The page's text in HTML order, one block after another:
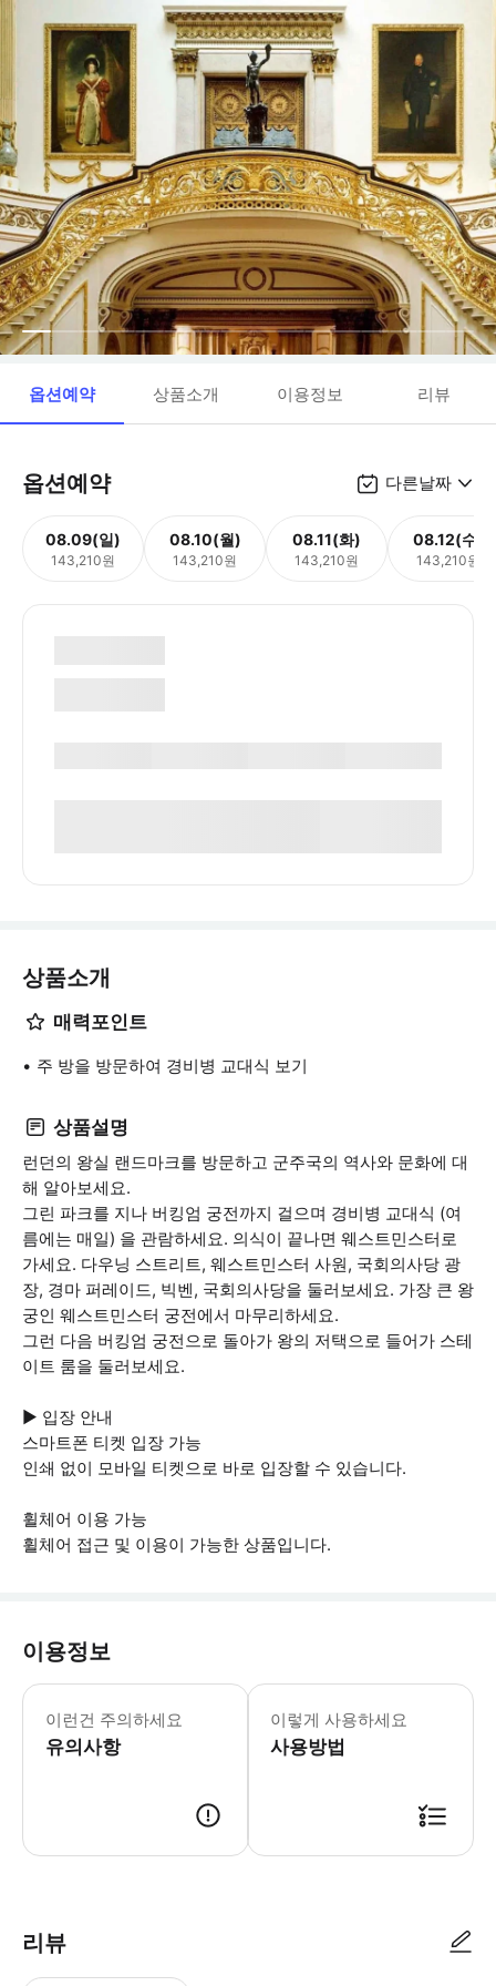
옵션예약 상품소개 이용정보 리뷰
옵션예약 다른날짜
08.09(일)
143,210원
08.10(월)
143,210원
08.11(화)
143,210원
08.12(수)
143,210원
상품소개
매력포인트
주 방을 방문하여 경비병 교대식 보기
상품설명
런던의 왕실 랜드마크를 방문하고 군주국의 역사와 문화에 대
해 알아보세요.
그린 파크를 지나 버킹엄 궁전까지 걸으며 경비병 교대식 (여
름에는 매일) 을 관람하세요. 의식이 끝나면 웨스트민스터로
가세요. 다우닝 스트리트, 웨스트민스터 사원, 국회의사당 광
장, 경마 퍼레이드, 빅벤, 국회의사당을 둘러보세요. 가장 큰 왕
궁인 웨스트민스터 궁전에서 마무리하세요.
그런 다음 버킹엄 궁전으로 돌아가 왕의 저택으로 들어가 스테
이트 룸을 둘러보세요.
▶ 입장 안내
스마트폰 티켓 입장 가능
인쇄 없이 모바일 티켓으로 바로 입장할 수 있습니다.
휠체어 이용 가능
휠체어 접근 및 이용이 가능한 상품입니다.
이용정보
이런건 주의하세요
유의사항
▶ 꼭 알아두세요 * 카메라나 우산을
이렇게 사용하세요
사용방법
리뷰